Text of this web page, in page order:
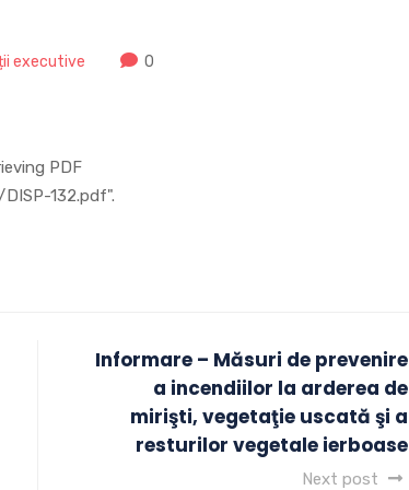
executive 0
PDF
132.pdf".
Informare – Măsuri de prevenire
a incendiilor la arderea de
mirişti, vegetaţie uscată şi a
resturilor vegetale ierboase
Next post